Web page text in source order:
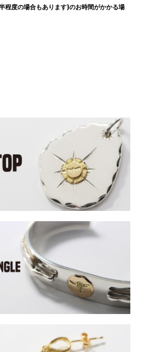
程度の場合もあります)のお時間がかかる場